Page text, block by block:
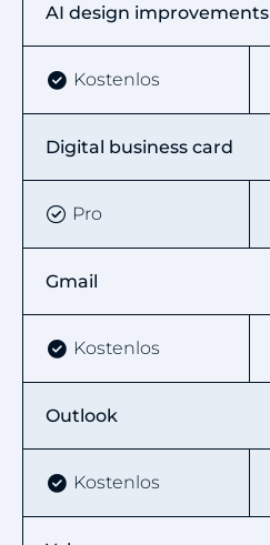
AI design improvements
Kostenlos
Digital business card
Pro
Gmail
Kostenlos
Outlook
Kostenlos